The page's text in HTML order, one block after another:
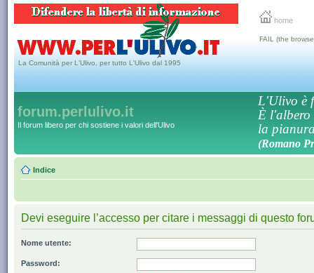
home
La Comunità per L'Ulivo, per tutto L'Ulivo dal 1995
FAIL (the
forum.perlulivo.it
Il forum libero per chi sostiene i valori dell'Ulivo
L'Ulivo è
È l'albero
la
(Romano
Indice
Devi eseguire l’accesso per citare i messaggi di questo
Nome utente:
Password: